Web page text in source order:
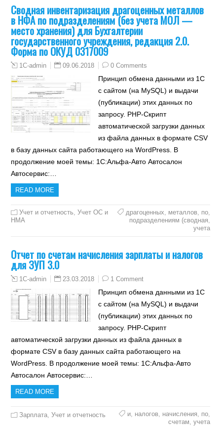
Сводная инвентаризация драгоценных металлов
в НФА по подразделениям (без учета МОЛ —
место хранения) для Бухгалтерии
государственного учреждения, редакция 2.0.
Форма по ОКУД 0317009
1C-admin 09.06.2018 0 Comments
Принцип обмена данными из 1С
с сайтом (на MySQL) и выдачи
(публикации) этих данных по
запросу. PHP-Скрипт
автоматической загрузки данных
из файла данных в формате CSV
в базу данных сайта работающего на WordPress. В
продолжение моей темы: 1С:Альфа-Авто Автосалон
Автосервис:…
READ MORE
Учет и отчетность,Учет ОС и
НМА
драгоценных, металлов, по,
подразделениям (сводная,
учета
Отчет по счетам начисления зарплаты и налогов
для ЗУП 3.0
1C-admin 23.03.2018 1 Comment
Принцип обмена данными из 1С
с сайтом (на MySQL) и выдачи
(публикации) этих данных по
запросу. PHP-Скрипт
автоматической загрузки данных из файла данных в
формате CSV в базу данных сайта работающего на
WordPress. В продолжение моей темы: 1С:Альфа-Авто
Автосалон Автосервис:…
READ MORE
Зарплата,Учет и отчетность и, налогов, начисления, по,
счетам, учета